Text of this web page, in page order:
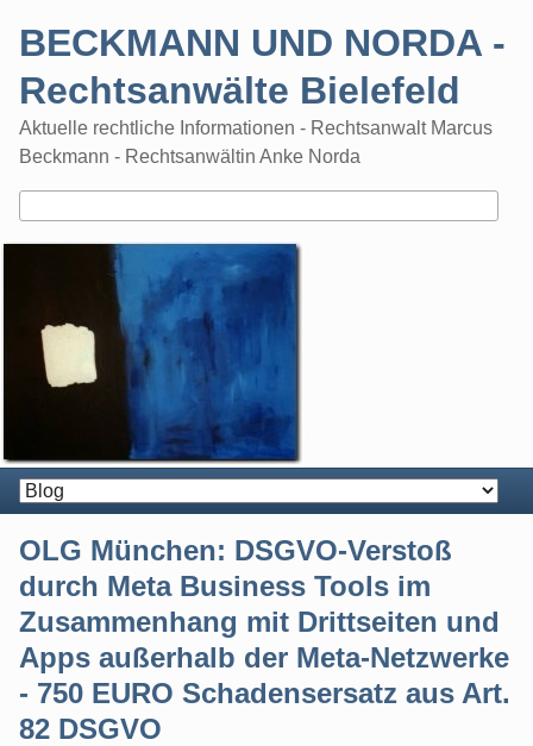
BECKMANN UND NORDA -
Rechtsanwälte Bielefeld
Aktuelle rechtliche Informationen - Rechtsanwalt Marcus
Beckmann - Rechtsanwältin Anke Norda
OLG München: DSGVO-Verstoß
durch Meta Business Tools im
Zusammenhang mit Drittseiten und
Apps außerhalb der Meta-Netzwerke
- 750 EURO Schadensersatz aus Art.
82 DSGVO